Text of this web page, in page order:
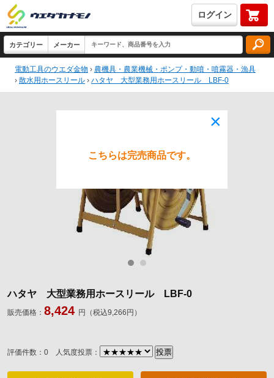
ログイン
電動工具のウエダ金物 › 農機具・農業機械・ポンプ・動噴・噴霧器・漁具
› 散水用ホースリール › ハタヤ 大型業務用ホースリール LBF-0
ハタヤ 大型業務用ホースリール LBF-0
販売価格： 8,424 円（税込9,266円）
評価件数：0 人気度投票：
×
こちらは完売商品です。